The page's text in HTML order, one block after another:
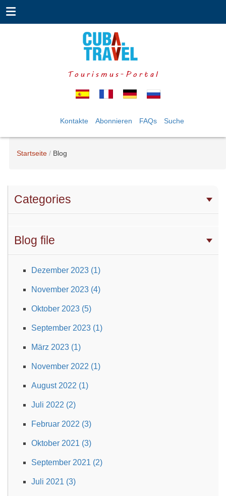
Tourismus-Portal
Kontakte Abonnieren FAQs Suche
Startseite Blog
Categories
Blog file
Dezember 2023 (1)
November 2023 (4)
Oktober 2023 (5)
September 2023 (1)
März 2023 (1)
November 2022 (1)
August 2022 (1)
Juli 2022 (2)
Februar 2022 (3)
Oktober 2021 (3)
September 2021 (2)
Juli 2021 (3)